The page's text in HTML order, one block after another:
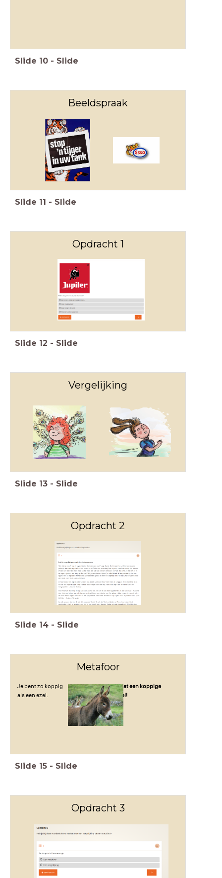
Slide 10 - Slide
Beeldspraak
Slide 11 - Slide
Opdracht 1
Slide 12 - Slide
Vergelijking
Slide 13 - Slide
Opdracht 2
Slide 14 - Slide
Metafoor
Je bent zo koppigWat een koppige
als een ezel.ezel!
Slide 15 - Slide
Opdracht 3